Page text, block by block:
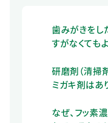
歯みがきをし
すがなくても
研磨剤（清掃
ミガキ剤はあ
なぜ、フッ素